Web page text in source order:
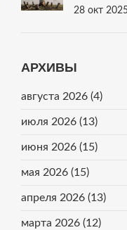
Обрезки
28 окт
АРХИВЫ
августа 2026 (4)
июля 2026 (13)
июня 2026 (15)
мая 2026 (15)
апреля 2026 (13)
марта 2026 (12)